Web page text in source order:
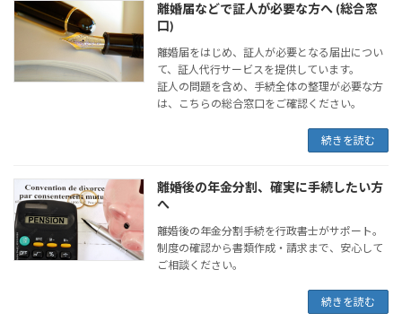
離婚届などで証人が必要な方へ (総合窓
口)
離婚届をはじめ、証人が必要となる届出につい
て、証人代行サービスを提供しています。
証人の問題を含め、手続全体の整理が必要な方
は、こちらの総合窓口をご確認ください。
続きを読む
離婚後の年金分割、確実に手続したい方
へ
離婚後の年金分割手続を行政書士がサポート。
制度の確認から書類作成・請求まで、安心して
ご相談ください。
続きを読む